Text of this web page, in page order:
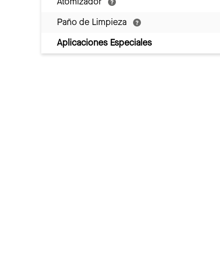
Paño de Limpieza
Aplicaciones Especiales